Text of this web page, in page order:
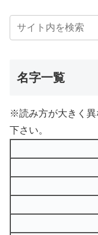
名字一覧
※読み方が大きく異
下さい。